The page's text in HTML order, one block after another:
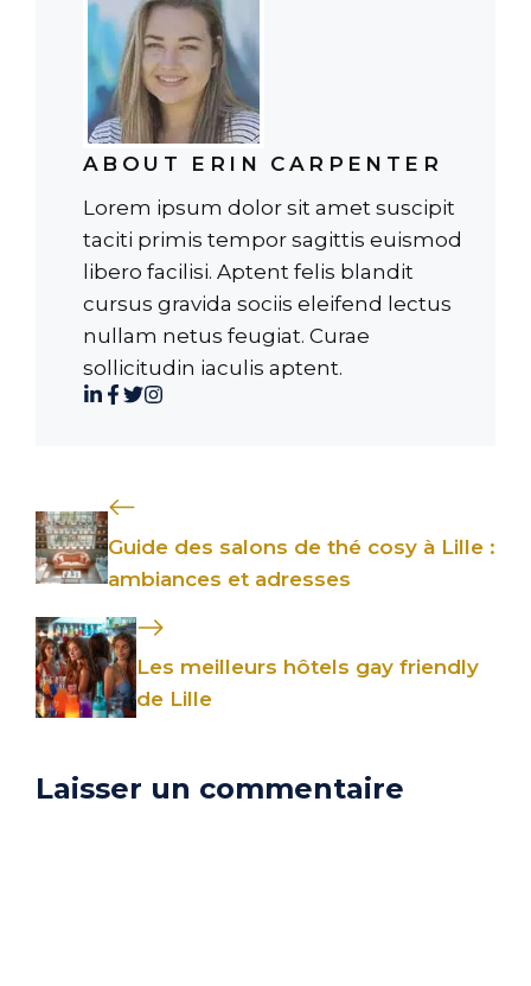
ABOUT ERIN CARPENTER
Lorem ipsum dolor sit amet suscipit
taciti primis tempor sagittis euismod
libero facilisi. Aptent felis blandit
cursus gravida sociis eleifend lectus
nullam netus feugiat. Curae
sollicitudin iaculis aptent.
Guide des salons de thé cosy à Lille :
ambiances et adresses
Les meilleurs hôtels gay friendly
de Lille
Laisser un commentaire